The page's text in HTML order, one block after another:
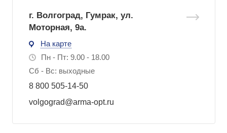
г. Волгоград, Гумрак, ул.
Моторная, 9а.
На карте
Пн - Пт: 9.00 - 18.00
Сб - Вс: выходные
8 800 505-14-50
volgograd@arma-opt.ru